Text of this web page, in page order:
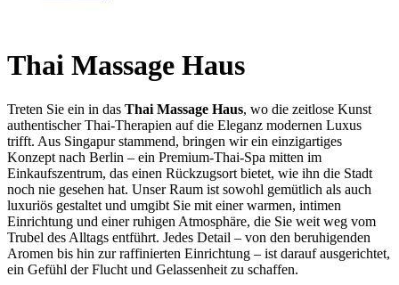
Thai Massage Haus
Treten Sie ein in das Thai Massage Haus, wo die zeitlose Kunst
authentischer Thai-Therapien auf die Eleganz modernen Luxus
trifft. Aus Singapur stammend, bringen wir ein einzigartiges
Konzept nach Berlin – ein Premium-Thai-Spa mitten im
Einkaufszentrum, das einen Rückzugsort bietet, wie ihn die Stadt
noch nie gesehen hat. Unser Raum ist sowohl gemütlich als auch
luxuriös gestaltet und umgibt Sie mit einer warmen, intimen
Einrichtung und einer ruhigen Atmosphäre, die Sie weit weg vom
Trubel des Alltags entführt. Jedes Detail – von den beruhigenden
Aromen bis hin zur raffinierten Einrichtung – ist darauf ausgerichtet,
ein Gefühl der Flucht und Gelassenheit zu schaffen.